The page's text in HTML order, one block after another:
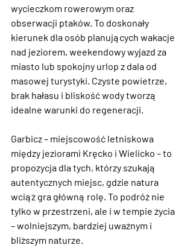
wycieczkom rowerowym oraz
obserwacji ptaków. To doskonały
kierunek dla osób planujących wakacje
nad jeziorem, weekendowy wyjazd za
miasto lub spokojny urlop z dala od
masowej turystyki. Czyste powietrze,
brak hałasu i bliskość wody tworzą
idealne warunki do regeneracji.
Garbicz – miejscowość letniskowa
między jeziorami Kręcko i Wielicko – to
propozycja dla tych, którzy szukają
autentycznych miejsc, gdzie natura
wciąż gra główną rolę. To podróż nie
tylko w przestrzeni, ale i w tempie życia
– wolniejszym, bardziej uważnym i
bliższym naturze.